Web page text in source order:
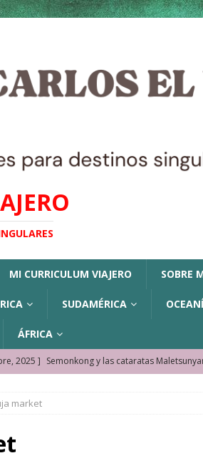
MI CURRICULUM VIAJERO SOBRE
SUDAMÉRICA
ÁFRICA
2025 ] Semonkong y las cataratas
2025 ]
market